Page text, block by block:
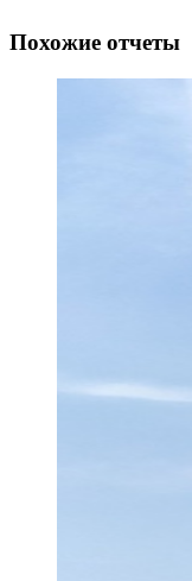
Похожие отчеты